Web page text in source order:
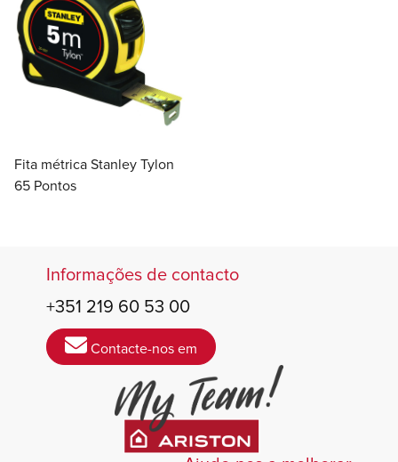
Fita métrica Stanley Tylon
65 Pontos
Informações de contacto
+351 219 60 53 00
Contacte-nos em